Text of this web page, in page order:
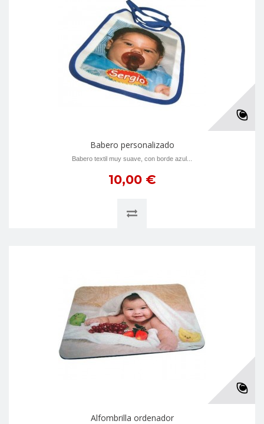
Babero personalizado
Babero textil muy suave, con borde azul...
10,00 €
Alfombrilla ordenador